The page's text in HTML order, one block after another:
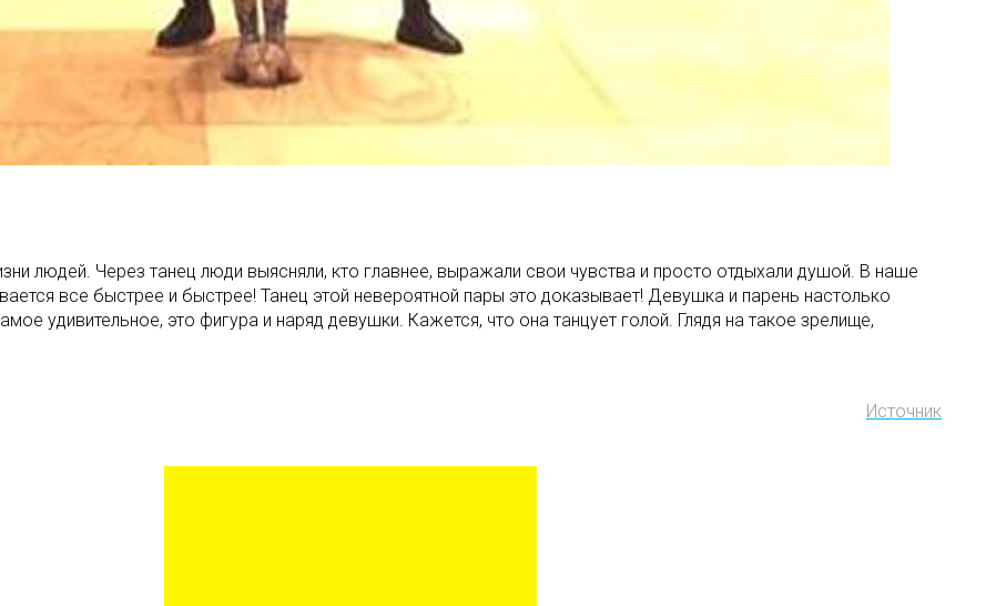
людей. Через танец люди выясняли, кто главнее, выражали свои чувства и просто отдыхали душой. В наше
все быстрее и быстрее! Танец этой невероятной пары это доказывает! Девушка и парень настолько
удивительное, это фигура и наряд девушки. Кажется, что она танцует голой. Глядя на такое зрелище,
Источник